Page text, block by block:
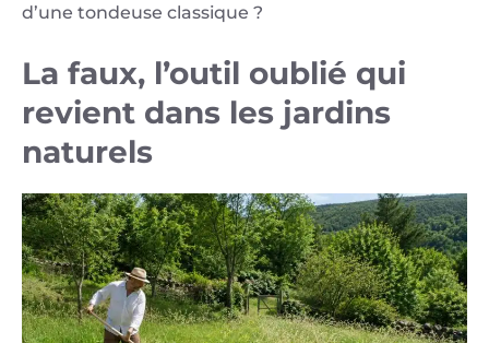
d’une tondeuse classique ?
La faux, l’outil oublié qui
revient dans les jardins
naturels